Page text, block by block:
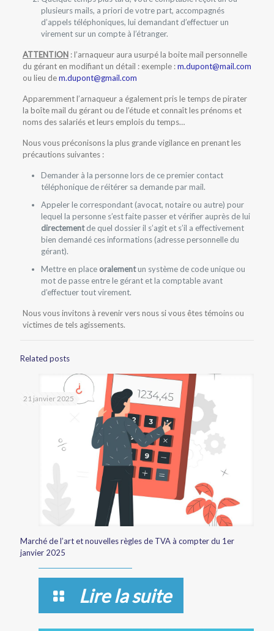
plusieurs mails, a priori de votre part, accompagnés
d’appels téléphoniques, lui demandant d’effectuer un
virement sur un compte à l’étranger.
ATTENTION: l’arnaqueur aura usurpé la boite mail personnelle
du gérant en modifiant un détail : exemple :m.dupont@mail.com
ou lieu dem.dupont@gmail.com
Apparemment l’arnaqueur a également pris le temps de pirater
la boîte mail du gérant ou de l’étude et connaît les prénoms et
noms des salariés et leurs emplois du temps…
Nous vous préconisons la plus grande vigilance en prenant les
précautions suivantes :
Demander à la personne lors de ce premier contact
téléphonique de réitérer sa demande par mail.
Appeler le correspondant (avocat, notaire ou autre) pour
lequel la personne s’est faite passer et vérifier auprès de lui
directementde quel dossier il s’agit et s’il a effectivement
bien demandé ces informations (adresse personnelle du
gérant).
Mettre en place oralementun système de code unique ou
mot de passe entre le gérant et la comptable avant
d’effectuer tout virement.
Nous vous invitons à revenir vers nous si vous êtes témoins ou
victimes de tels agissements.
Related posts
21 janvier 2025
Marché de l’art et nouvelles règles de TVA à compter du 1er
janvier 2025
Lire la suite